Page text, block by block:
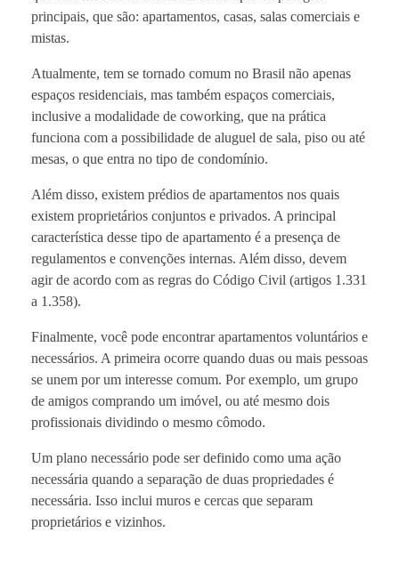
principais, que são: apartamentos, casas, salas comerciais e
mistas.
Atualmente, tem se tornado comum no Brasil não apenas
espaços residenciais, mas também espaços comerciais,
inclusive a modalidade de coworking, que na prática
funciona com a possibilidade de aluguel de sala, piso ou até
mesas, o que entra no tipo de condomínio.
Além disso, existem prédios de apartamentos nos quais
existem proprietários conjuntos e privados. A principal
característica desse tipo de apartamento é a presença de
regulamentos e convenções internas. Além disso, devem
agir de acordo com as regras do Código Civil (artigos 1.331
a 1.358).
Finalmente, você pode encontrar apartamentos voluntários e
necessários. A primeira ocorre quando duas ou mais pessoas
se unem por um interesse comum. Por exemplo, um grupo
de amigos comprando um imóvel, ou até mesmo dois
profissionais dividindo o mesmo cômodo.
Um plano necessário pode ser definido como uma ação
necessária quando a separação de duas propriedades é
necessária. Isso inclui muros e cercas que separam
proprietários e vizinhos.